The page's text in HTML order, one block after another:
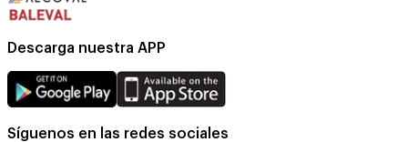
Descarga nuestra APP
Síguenos en las redes sociales